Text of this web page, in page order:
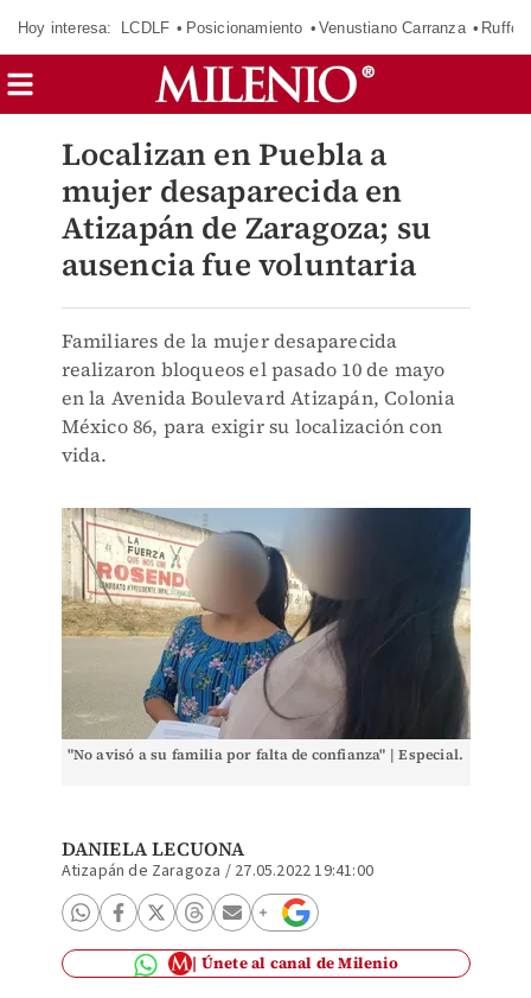
Hoy interesa: LCDLF Posicionamiento Venustiano Carranza Ruffo
Localizan en Puebla a
mujer desaparecida en
Atizapán de Zaragoza; su
ausencia fue voluntaria
Familiares de la mujer desaparecida
realizaron bloqueos el pasado 10 de mayo
en la Avenida Boulevard Atizapán, Colonia
México 86, para exigir su localización con
vida.
"No avisó a su familia por falta de confianza" | Especial.
DANIELA LECUONA
Atizapán de Zaragoza / 27.05.2022 19:41:00
Únete al canal de Milenio